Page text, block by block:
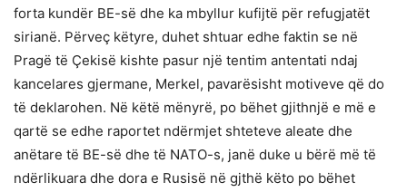
forta kundër BE-së dhe ka mbyllur kufijtë për refugjatët
sirianë. Përveç këtyre, duhet shtuar edhe faktin se në
Pragë të Çekisë kishte pasur një tentim antentati ndaj
kancelares gjermane, Merkel, pavarësisht motiveve që do
të deklarohen. Në këtë mënyrë, po bëhet gjithnjë e më e
qartë se edhe raportet ndërmjet shteteve aleate dhe
anëtare të BE-së dhe të NATO-s, janë duke u bërë më të
ndërlikuara dhe dora e Rusisë në gjthë këto po bëhet